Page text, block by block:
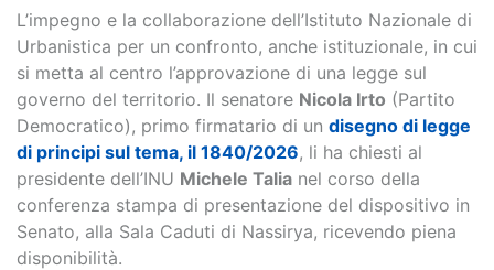
L’impegno e la collaborazione dell’Istituto Nazionale di
Urbanistica per un confronto, anche istituzionale, in cui
si metta al centro l’approvazione di una legge sul
governo del territorio. Il senatore Nicola Irto (Partito
Democratico), primo firmatario di un disegno di legge
di principi sul tema, il 1840/2026, li ha chiesti al
presidente dell’INU Michele Talia nel corso della
conferenza stampa di presentazione del dispositivo in
Senato, alla Sala Caduti di Nassirya, ricevendo piena
disponibilità.